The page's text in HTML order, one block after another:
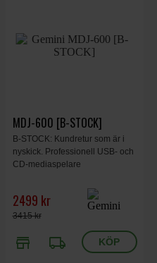
MDJ-600 [B-STOCK]
B-STOCK: Kundretur som är i
nyskick. Professionell USB- och
CD-mediaspelare
2499 kr
3415 kr
store local_shipping